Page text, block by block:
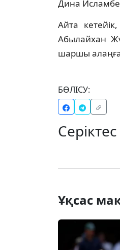
Дина
Айта
Абылайхан
шаршы
БӨЛІСУ:
Ұқсас